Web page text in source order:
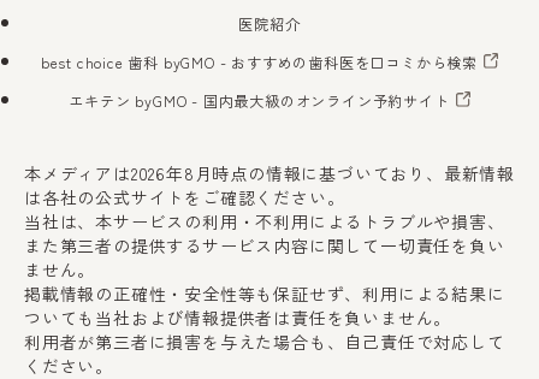
医院紹介
best choice 歯科 byGMO - おすすめの歯科医を口コミから検索
エキテン byGMO - 国内最大級のオンライン予約サイト
本メディアは2026年8月時点の情報に基づいており、最新情報
は各社の公式サイトをご確認ください。
当社は、本サービスの利用・不利用によるトラブルや損害、
また第三者の提供するサービス内容に関して一切責任を負い
ません。
掲載情報の正確性・安全性等も保証せず、利用による結果に
ついても当社および情報提供者は責任を負いません。
利用者が第三者に損害を与えた場合も、自己責任で対応して
ください。